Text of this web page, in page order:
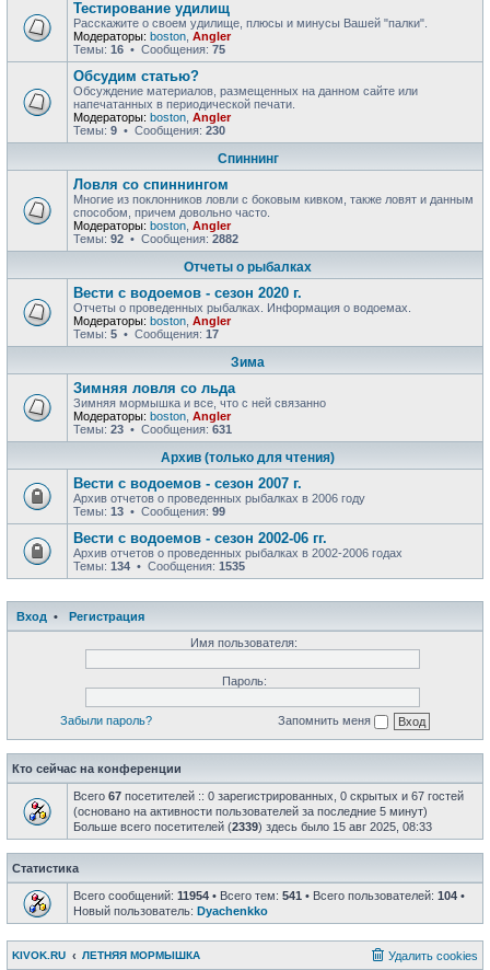
Тестирование удилищ
Расскажите о своем удилище, плюсы и минусы Вашей "палки".
Модераторы: boston Angler
Темы: 16 • Сообщения: 75
Обсудим статью?
Обсуждение материалов, размещенных на данном сайте или
напечатанных в периодической печати.
Модераторы: boston Angler
Темы: 9 • Сообщения: 230
Спиннинг
Ловля со спиннингом
Многие из поклонников ловли с боковым кивком, также ловят и данным
способом, причем довольно часто.
Модераторы: boston Angler
Темы: 92 • Сообщения: 2882
Отчеты о рыбалках
Вести с водоемов - сезон 2020 г.
Отчеты о проведенных рыбалках. Информация о водоемах.
Модераторы: boston Angler
Темы: 5 • Сообщения: 17
Зима
Зимняя ловля со льда
Зимняя мормышка и все, что с ней связанно
Модераторы: boston Angler
Темы: 23 • Сообщения: 631
Архив (только для чтения)
Вести с водоемов - сезон 2007 г.
Архив отчетов о проведенных рыбалках в 2006 году
Темы: 13 • Сообщения: 99
Вести с водоемов - сезон 2002-06 гг.
Архив отчетов о проведенных рыбалках в 2002-2006 годах
Темы: 134 • Сообщения: 1535
Вход •
Регистрация
Имя пользователя:
Пароль:
Забыли пароль? Запомнить меня
Кто сейчас на конференции
Всего 67 посетителей :: 0 зарегистрированных, 0 скрытых и 67 гостей
(основано на активности пользователей за последние 5 минут)
Больше всего посетителей (2339) здесь было 15 авг 2025, 08:33
Статистика
Всего сообщений: 11954 • Всего тем: 541 • Всего пользователей: 104 •
Новый пользователь: Dyachenkko
KIVOK.RU ЛЕТНЯЯ МОРМЫШКА Удалить cookies